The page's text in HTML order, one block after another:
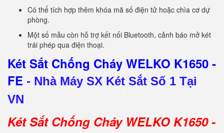
Có thể tích hợp thêm khóa mã số điện tử hoặc chìa cơ dự
phòng.
Một số mẫu còn hỗ trợ kết nối Bluetooth, cảnh báo mở két
trái phép qua điện thoại.
Két Sắt Chống Cháy WELKO K1650 -
FE - Nhà Máy SX Két Sắt Số 1 Tại
VN
Két Sắt Chống Cháy WELKO K1650 -